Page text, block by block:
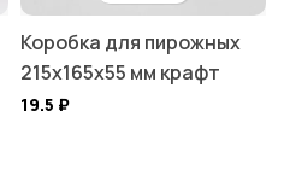
Коробка для пирожных
215х165х55 мм крафт
19.5 ₽